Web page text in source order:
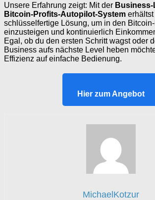
Unsere Erfahrung zeigt: Mit der
Bitcoin-Profits-Autopilot-System
schlüsselfertige Lösung, um in den
einzusteigen und kontinuierlich
Egal, ob du den ersten Schritt wagst oder
Business aufs nächste Level heben
Effizienz auf einfache Bedienung.
Hier zum Angebot
MichaelKotzur